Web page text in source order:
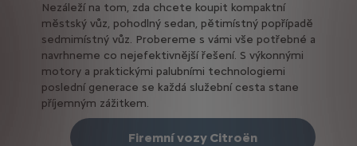
Nezáleží na tom, zda chcete koupit kompaktní
městský vůz, pohodlný sedan, pětimístný popřípadě
sedmimístný vůz. Probereme s vámi vše potřebné a
navrhneme co nejefektivnější řešení. S výkonnými
motory a praktickými palubními technologiemi
poslední generace se každá služební cesta stane
příjemným zážitkem.
Firemní vozy Citroën